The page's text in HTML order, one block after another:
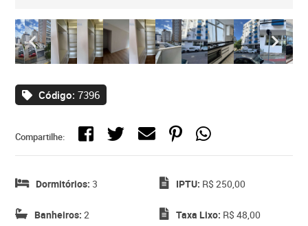
Código: 7396
Compartilhe:
Dormitórios: 3
Banheiros: 2
IPTU: R$ 250,00
Taxa Lixo: R$ 48,00